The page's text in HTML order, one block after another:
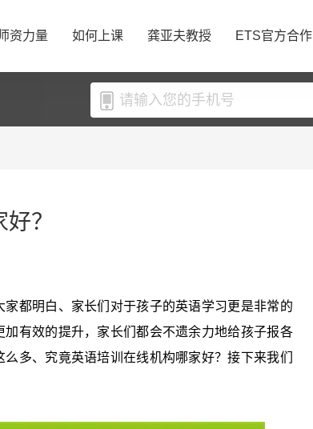
资力量 如何上课 龚亚夫教授 ETS官方合作
？
都明白、家长们对于孩子的英语学习更是非常的
有效的提升，家长们都会不遗余力地给孩子报各
多、究竟英语培训在线机构哪家好？接下来我们